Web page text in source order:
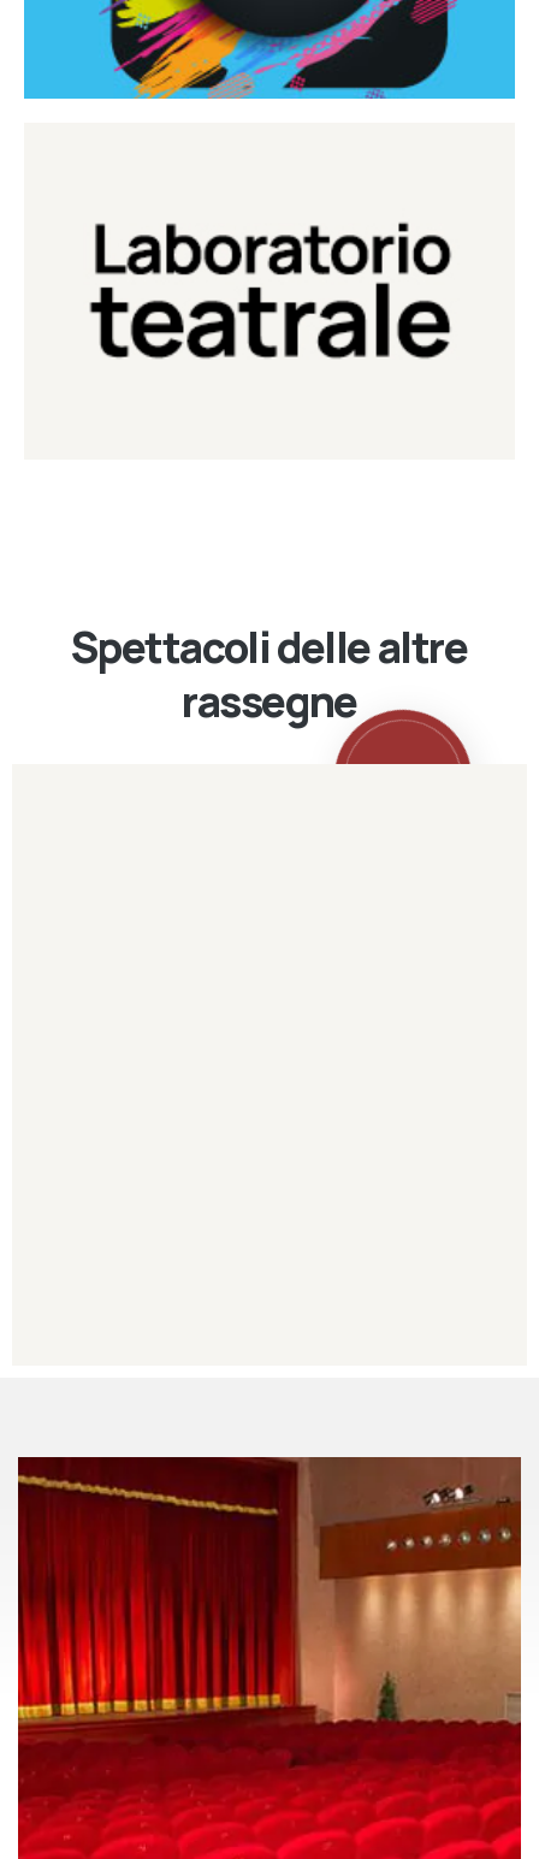
Laboratorio Teatrale
Laboratorio di teatro del Teatro Eduardo de Filippo
Continua
Spettacoli delle altre
rassegne